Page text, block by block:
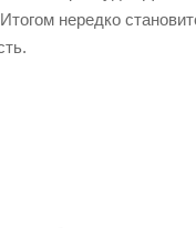
нередко